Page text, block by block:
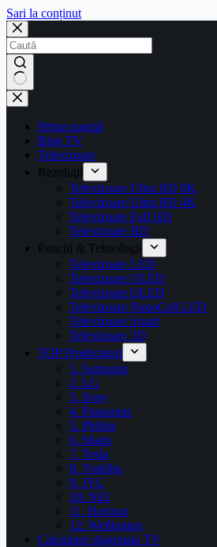
Sari la conținut
Prima pagină
Blog TV
Televizoare
Rezoluţii
Televizoare Ultra HD 8K
Televizoare Ultra HD 4K
Televizoare Full HD
Televizoare HD
Functii & Tehnologii
Televizoare LED
Televizoare OLED
Televizoare QLED
Televizoare NanoCell LED
Televizoare Smart
Televizoare 3D
TOP Producatori
1. Samsung
2. LG
3. Sony
4. Panasonic
5. Philips
6. Sharp
7. Tesla
8. Toshiba
9. JVC
10. NEI
11. Horizon
12. Wellington
Calculator diagonala TV